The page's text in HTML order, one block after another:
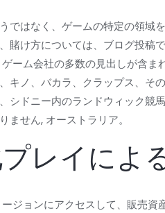
ではなく、ゲームの特定の領域
賭け方については、ブログ投稿
ーム会社の多数の見出しが含
キノ、バカラ、クラップス、そ
シドニー内のランドウィック競
ません, オーストラリア。
レイによ
ジョンにアクセスして、販売